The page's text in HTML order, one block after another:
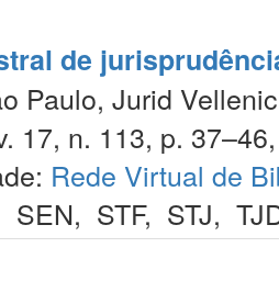
de
Paulo, Jurid
17, n. 113, p.
Rede Virtual de
SEN, STF, STJ,